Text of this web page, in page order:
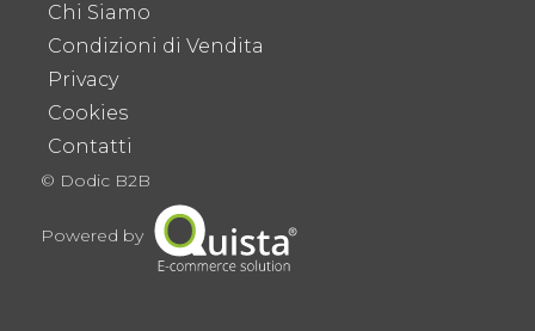
Chi Siamo
Condizioni di Vendita
Privacy
Cookies
Contatti
© Dodic B2B
Powered by